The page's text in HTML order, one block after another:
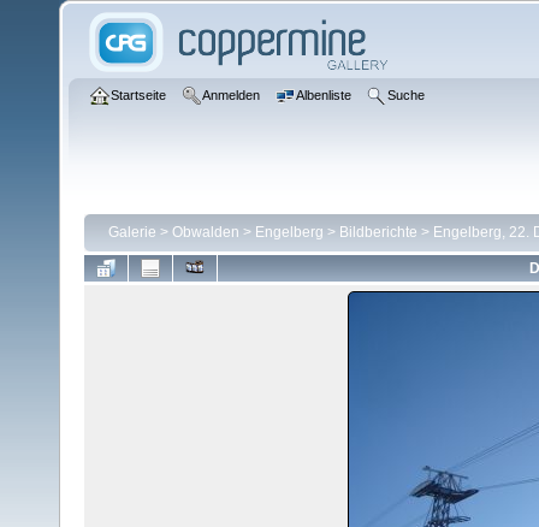
Startseite Anmelden Albenliste Suche
Galerie > Obwalden > Engelberg > Bildberichte > Engelberg, 22.